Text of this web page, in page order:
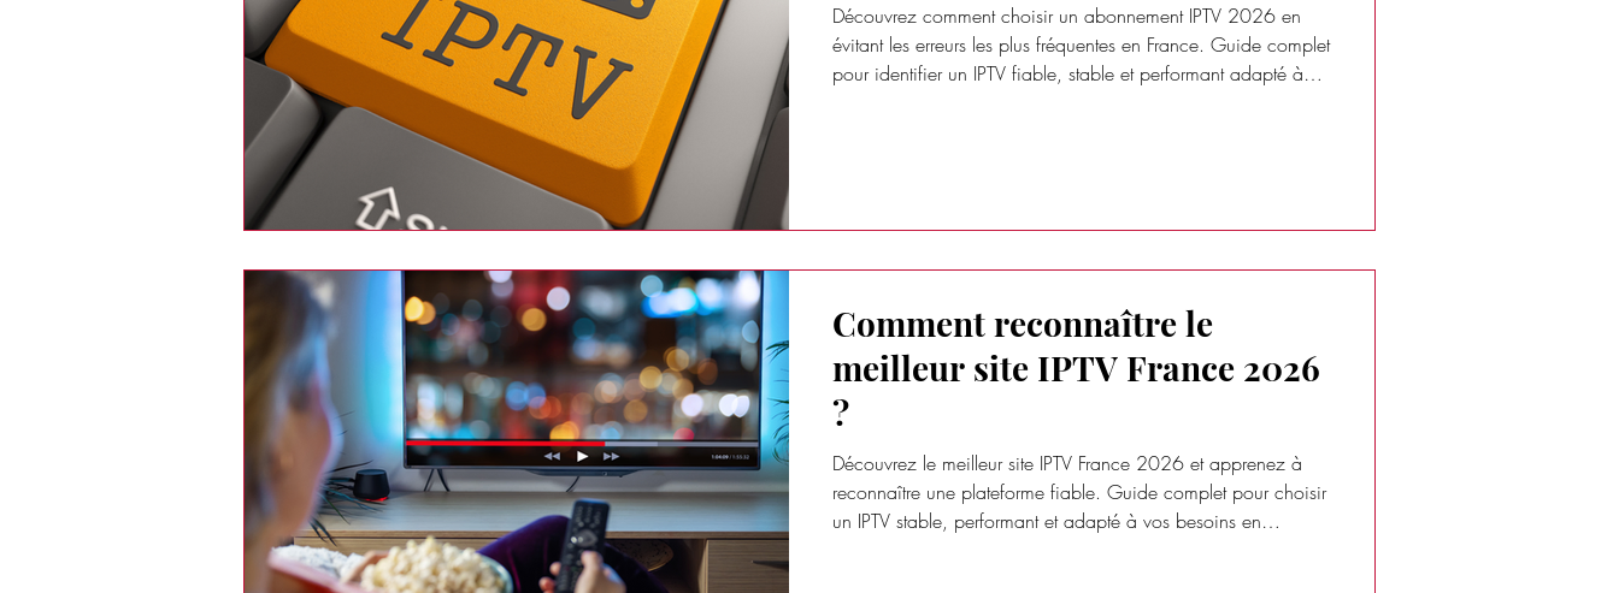
Découvrez comment choisir un abonnement IPTV 2026 en
évitant les erreurs les plus fréquentes en France. Guide complet
pour identifier un IPTV fiable, stable et performant adapté à
Comment reconnaître le
meilleur site IPTV France 2026
?
Découvrez le meilleur site IPTV France 2026 et apprenez à
reconnaître une plateforme fiable. Guide complet pour choisir
un IPTV stable, performant et adapté à vos besoins en